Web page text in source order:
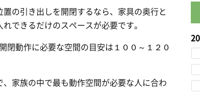
の引き出しを開閉するなら、家具の奥行と
できるだけのスペースが必要です。
閉動作に必要な空間の目安は１００～１２０
家族の中で最も動作空間が必要な人に合わ